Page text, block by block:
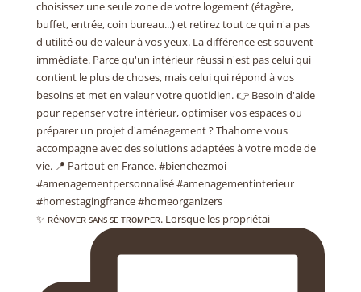
✨ ʀéɴᴏᴠᴇʀ ꜱᴀɴꜱ ꜱᴇ ᴛʀᴏᴍᴘᴇʀ. Lorsque les propriétai